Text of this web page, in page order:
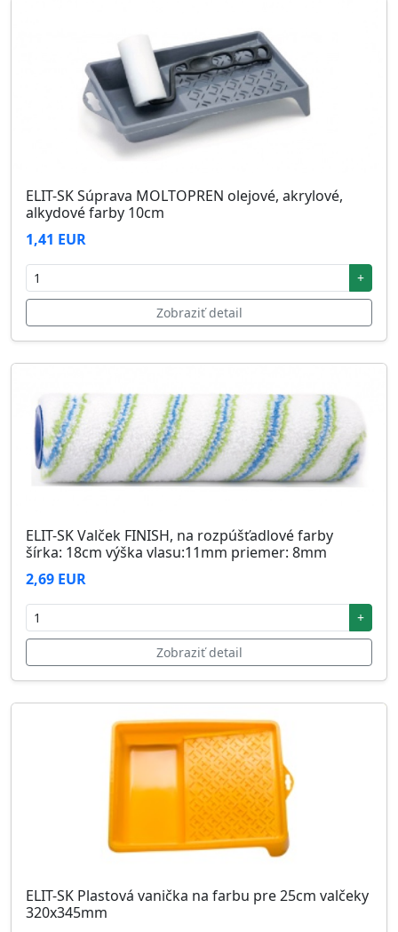
ELIT-SK Súprava MOLTOPREN olejové, akrylové,
alkydové farby 10cm
1,41 EUR
+
Zobraziť detail
ELIT-SK Valček FINISH, na rozpúšťadlové farby
šírka: 18cm výška vlasu:11mm priemer: 8mm
2,69 EUR
+
Zobraziť detail
ELIT-SK Plastová vanička na farbu pre 25cm valčeky
320x345mm